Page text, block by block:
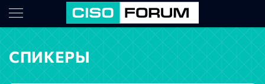
СПИКЕРЫ